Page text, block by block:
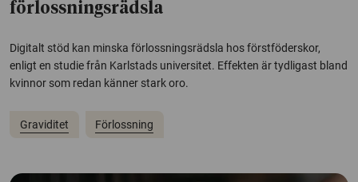
förlossningsrädsla
Digitalt stöd kan minska förlossningsrädsla hos förstföderskor,
enligt en studie från Karlstads universitet. Effekten är tydligast bland
kvinnor som redan känner stark oro.
Graviditet Förlossning